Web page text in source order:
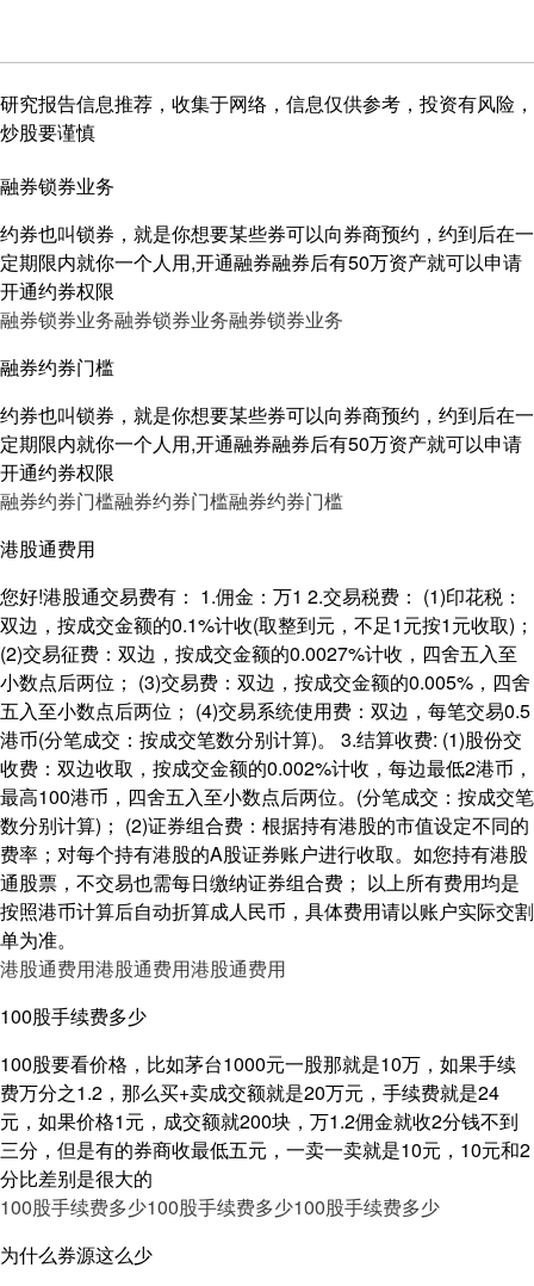
研究报告信息推荐，收集于网络，信息仅供参考，投资有风险，
炒股要谨慎
融券锁券业务
约券也叫锁券，就是你想要某些券可以向券商预约，约到后在一
定期限内就你一个人用,开通融券融券后有50万资产就可以申请
开通约券权限
融券锁券业务融券锁券业务融券锁券业务
融券约券门槛
约券也叫锁券，就是你想要某些券可以向券商预约，约到后在一
定期限内就你一个人用,开通融券融券后有50万资产就可以申请
开通约券权限
融券约券门槛融券约券门槛融券约券门槛
港股通费用
您好!港股通交易费有： 1.佣金：万1 2.交易税费： (1)印花税：
双边，按成交金额的0.1%计收(取整到元，不足1元按1元收取)；
(2)交易征费：双边，按成交金额的0.0027%计收，四舍五入至
小数点后两位； (3)交易费：双边，按成交金额的0.005%，四舍
五入至小数点后两位； (4)交易系统使用费：双边，每笔交易0.5
港币(分笔成交：按成交笔数分别计算)。 3.结算收费: (1)股份交
收费：双边收取，按成交金额的0.002%计收，每边最低2港币，
最高100港币，四舍五入至小数点后两位。(分笔成交：按成交笔
数分别计算)； (2)证券组合费：根据持有港股的市值设定不同的
费率；对每个持有港股的A股证券账户进行收取。如您持有港股
通股票，不交易也需每日缴纳证券组合费； 以上所有费用均是
按照港币计算后自动折算成人民币，具体费用请以账户实际交割
单为准。
港股通费用港股通费用港股通费用
100股手续费多少
100股要看价格，比如茅台1000元一股那就是10万，如果手续
费万分之1.2，那么买+卖成交额就是20万元，手续费就是24
元，如果价格1元，成交额就200块，万1.2佣金就收2分钱不到
三分，但是有的券商收最低五元，一卖一卖就是10元，10元和2
分比差别是很大的
100股手续费多少100股手续费多少100股手续费多少
为什么券源这么少